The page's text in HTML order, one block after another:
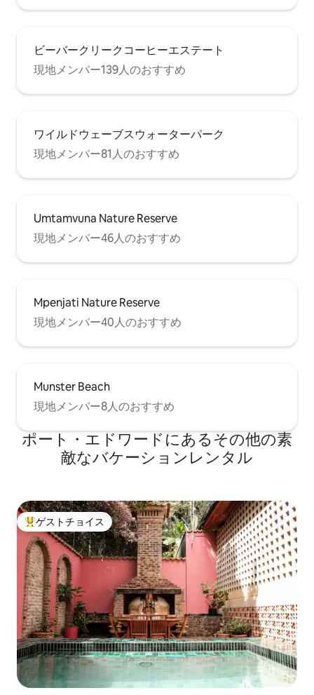
ビーバークリークコーヒーエステート
現地メンバー139人のおすすめ
ワイルドウェーブスウォーターパーク
現地メンバー81人のおすすめ
Umtamvuna Nature Reserve
現地メンバー46人のおすすめ
Mpenjati Nature Reserve
現地メンバー40人のおすすめ
Munster Beach
現地メンバー8人のおすすめ
ポート・エドワードにあるその他の素
敵なバケーションレンタル
大好評のゲストチョイスです。
ゲストチョイス